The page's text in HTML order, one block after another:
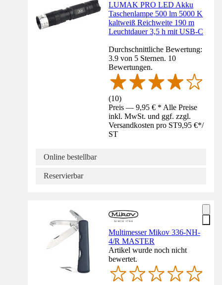
LUMAK PRO LED Akku
Taschenlampe 500 lm 5000 K
kaltweiß Reichweite 190 m
Leuchtdauer 3,5 h mit USB-C
Durchschnittliche Bewertung:
3.9 von 5 Sternen. 10
Bewertungen.
(10)
Preis — 9,95 € * Alle Preise
inkl. MwSt. und ggf. zzgl.
Versandkosten pro ST9,95 €*/
ST
Online bestellbar
Reservierbar
Multimesser Mikov 336-NH-
4/R MASTER
Artikel wurde noch nicht
bewertet.